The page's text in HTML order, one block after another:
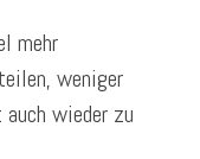
mehr
weniger
wieder zu